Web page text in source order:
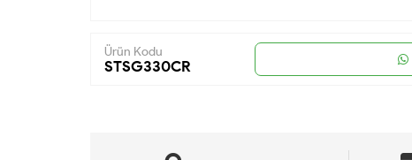
Ürün Kodu
STSG330CR